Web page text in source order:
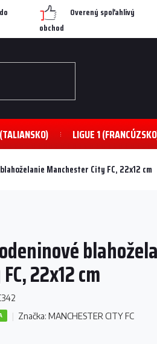
Overený spoľahlivý
obchod
LIGUE 1
Manchester City FC, 22x12 cm
22x12 cm
Značka:MANCHESTER CITY FC